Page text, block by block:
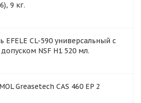
9 кг.
EFELE CL-590 универсальный с
NSF H1 520 мл.
Greasetech CAS 460 EP 2